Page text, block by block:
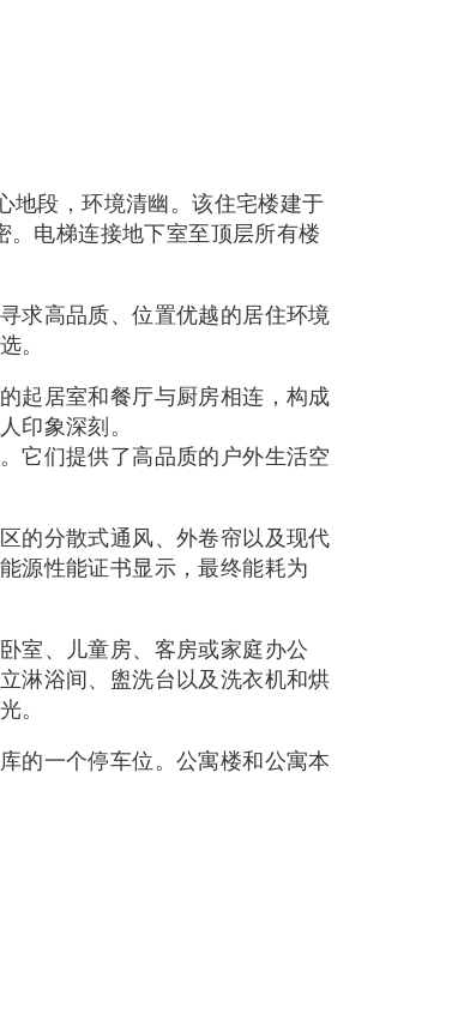
地段，环境清幽。该住宅楼建于
电梯连接地下室至顶层所有楼
求高品质、位置优越的居住环境
。
起居室和餐厅与厨房相连，构成
印象深刻。
它们提供了高品质的户外生活空
的分散式通风、外卷帘以及现代
源性能证书显示，最终能耗为
室、儿童房、客房或家庭办公
淋浴间、盥洗台以及洗衣机和烘
。
的一个停车位。公寓楼和公寓本